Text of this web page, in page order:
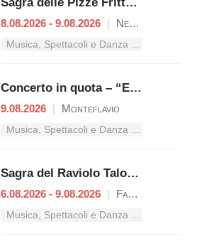
Sagra delle Pizze Fritte Nerolesi
8.08.2026 - 9.08.2026 | Nerola
Musica, Spettacoli e Danza nel Lazio
Concerto in quota – “Ennio Morricone Story”
9.08.2026 | Monteflavio
Musica, Spettacoli e Danza nel Lazio
Sagra del Raviolo Talocciano
6.08.2026 - 9.08.2026 | Fara in Sabina
Musica, Spettacoli e Danza nel Lazio